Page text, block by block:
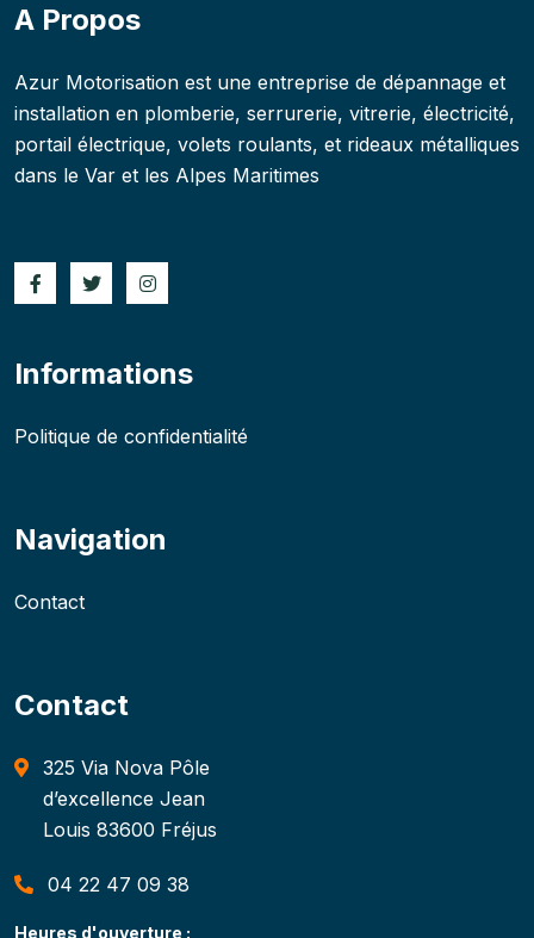
A Propos
Azur Motorisation est une entreprise de dépannage et
installation en plomberie, serrurerie, vitrerie, électricité,
portail électrique, volets roulants, et rideaux métalliques
dans le Var et les Alpes Maritimes
Informations
Politique de confidentialité
Navigation
Contact
Contact
325 Via Nova Pôle
d’excellence Jean
Louis 83600 Fréjus
04 22 47 09 38
Heures d'ouverture :